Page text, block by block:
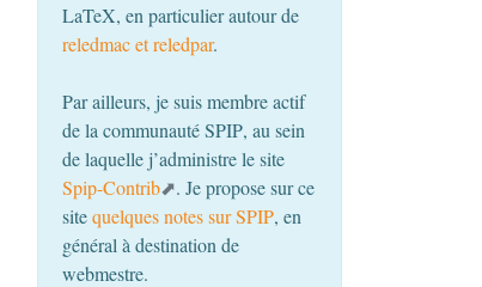
LaTeX, en particulier autour de
reledmac et reledpar.
Par ailleurs, je suis membre actif
de la communautéSPIP, au sein
de laquelle j’administre le site
Spip-Contrib
. Je propose sur ce
sitequelques notes surSPIP, en
général à destination de
webmestre.